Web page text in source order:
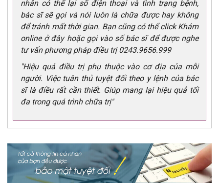
nhân có thể lại số điện thoại và tình trạng bệnh,
bác sĩ sẽ gọi và nói luôn là chữa được hay không
để tránh mất thời gian. Bạn cũng có thể click Khám
online ở đây hoặc gọi vào số bác sĩ để được nghe
tư vấn phương pháp điều trị 0243.9656.999
"Hiệu quả điều trị phụ thuộc vào cơ địa của mỗi
người. Việc tuân thủ tuyệt đối theo y lệnh của bác
sĩ là điều rất cần thiết. Giúp mang lại hiệu quả tối
đa trong quá trình chữa trị"